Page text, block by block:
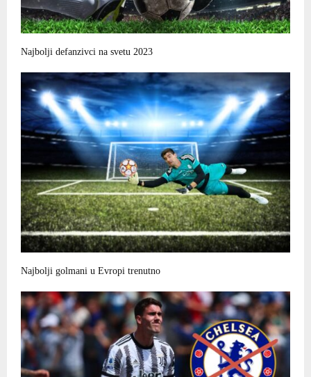
Najbolji defanzivci na svetu 2023
Najbolji golmani u Evropi trenutno